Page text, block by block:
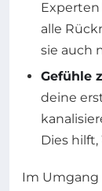
Experten
alle
sie auch
Gefühle
deine
Dies
Im Umgang